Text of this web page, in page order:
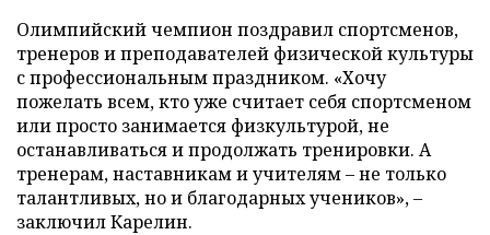
Олимпийский чемпион поздравил спортсменов,
тренеров и преподавателей физической культуры
с профессиональным праздником. «Хочу
пожелать всем, кто уже считает себя спортсменом
или просто занимается физкультурой, не
останавливаться и продолжать тренировки. А
тренерам, наставникам и учителям – не только
талантливых, но и благодарных учеников», –
заключил Карелин.